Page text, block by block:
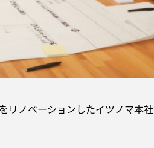
リノベーションしたイツノマ本社